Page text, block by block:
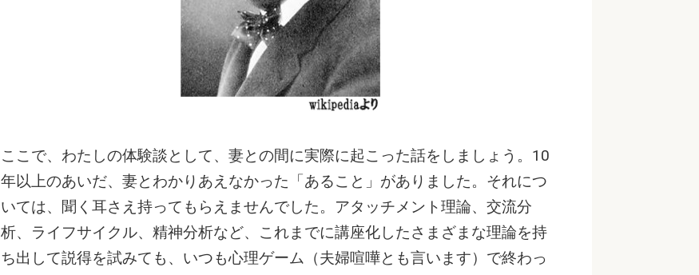
ここで、わたしの体験談として、妻との間に実際に起こった話をしましょう。10
年以上のあいだ、妻とわかりあえなかった「あること」がありました。それにつ
いては、聞く耳さえ持ってもらえませんでした。アタッチメント理論、交流分
析、ライフサイクル、精神分析など、これまでに講座化したさまざまな理論を持
ち出して説得を試みても、いつも心理ゲーム（夫婦喧嘩とも言います）で終わっ